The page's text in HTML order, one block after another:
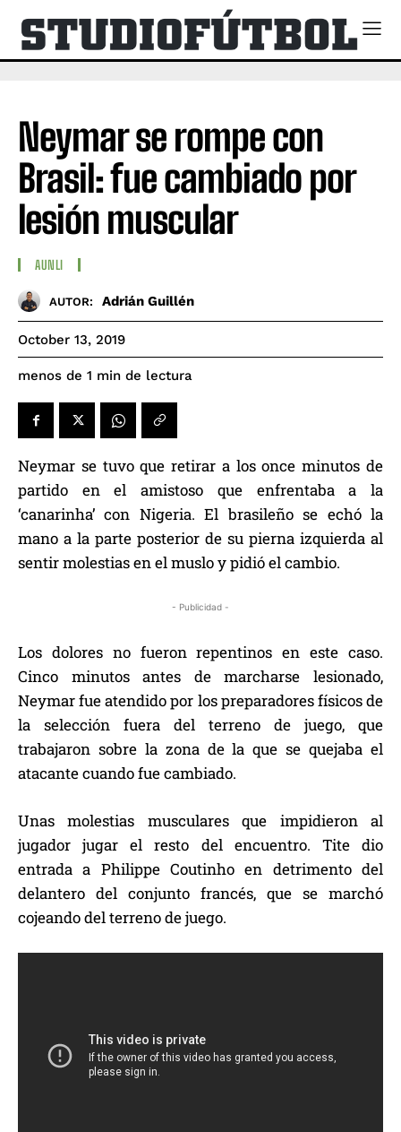
Neymar se rompe con
Brasil: fue cambiado por
lesión muscular
AUNLI
AUTOR: Adrián Guillén
October 13, 2019
menos de 1 min de lectura
Neymar se tuvo que retirar a los once minutos de
partido en el amistoso que enfrentaba a la
‘canarinha’ con Nigeria. El brasileño se echó la
mano a la parte posterior de su pierna izquierda al
sentir molestias en el muslo y pidió el cambio.
- Publicidad -
Los dolores no fueron repentinos en este caso.
Cinco minutos antes de marcharse lesionado,
Neymar fue atendido por los preparadores físicos de
la selección fuera del terreno de juego, que
trabajaron sobre la zona de la que se quejaba el
atacante cuando fue cambiado.
Unas molestias musculares que impidieron al
jugador jugar el resto del encuentro. Tite dio
entrada a Philippe Coutinho en detrimento del
delantero del conjunto francés, que se marchó
cojeando del terreno de juego.